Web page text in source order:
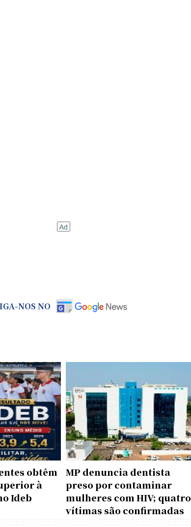
NOS NO
obtêm
à
Ideb
MP denuncia dentista
preso por contaminar
mulheres com HIV; quatro
vítimas são confirmadas